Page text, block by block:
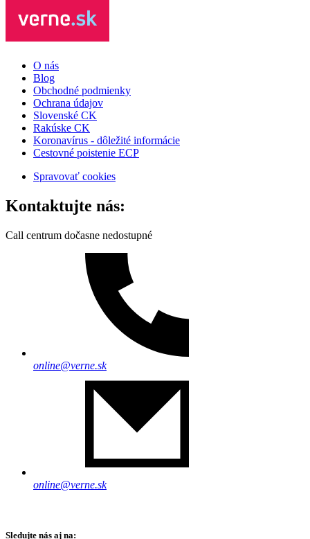
O nás
Blog
Obchodné podmienky
Ochrana údajov
Slovenské CK
Rakúske CK
Koronavírus - dôležité informácie
Cestovné poistenie ECP
Spravovať cookies
Kontaktujte nás:
Call centrum dočasne nedostupné
online@verne.sk
online@verne.sk
Sledujte nás aj na: